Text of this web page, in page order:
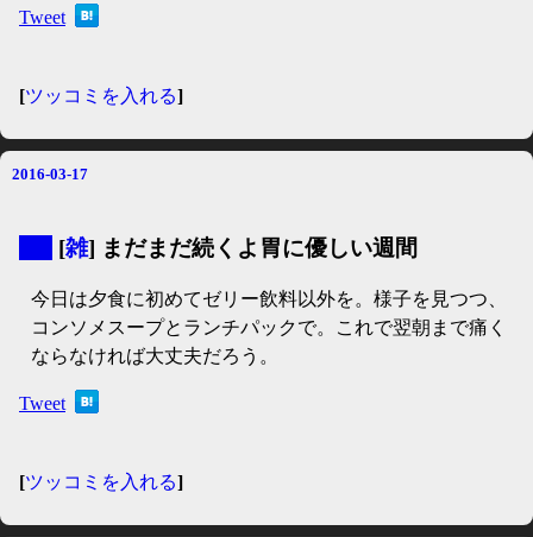
Tweet
[ツッコミを入れる]
2016-03-17
[雑] まだまだ続くよ胃に優しい週間
今日は夕食に初めてゼリー飲料以外を。様子を見つつ、
コンソメスープとランチパックで。これで翌朝まで痛く
ならなければ大丈夫だろう。
Tweet
[ツッコミを入れる]